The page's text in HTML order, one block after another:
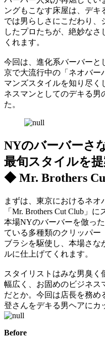
ングもこなす床屋は、デキ
では男らしさにこだわり、
したプロたちが、絶妙なさ
くれます。
今回は、進化系バーバーと
京で大流行中の「ネオバー
マンズスタイルを知り尽く
ネスマンとしてのデキる男
た。
NYのバーバーさ
最旬スタイルを
◆ Mr. Brothers
まずは、東京におけるネオ
「Mr. Brothers Cut Club」
本場NYのバーバーを倣っ
ている多種類のクリッパー
ブラシを駆使し、本場さな
ルに仕上げてくれます。
スタイリストはみな男臭く
幅広く、お固めのビジネス
だとか。今回は店長を務め
登さんをデキる男ヘアにカ
Before